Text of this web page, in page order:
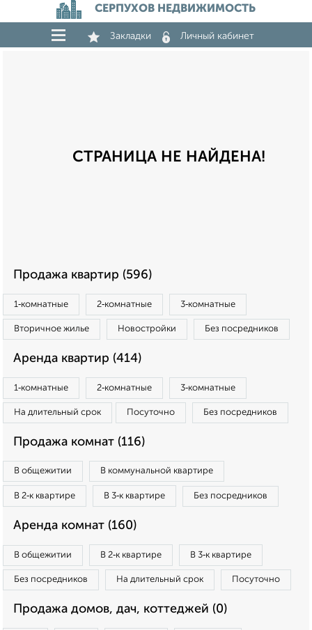
СЕРПУХОВ НЕДВИЖИМОСТЬ
Закладки Личный кабинет
СТРАНИЦА НЕ НАЙДЕНА!
Продажа квартир (596)
1‑комнатные 2‑комнатные 3‑комнатные
Вторичное жилье Новостройки Без посредников
Аренда квартир (414)
1‑комнатные 2‑комнатные 3‑комнатные
На длительный срок Посуточно Без посредников
Продажа комнат (116)
В общежитии В коммунальной квартире
В 2‑к квартире В 3‑к квартире Без посредников
Аренда комнат (160)
В общежитии В 2‑к квартире В 3‑к квартире
Без посредников На длительный срок Посуточно
Продажа домов, дач, коттеджей (0)